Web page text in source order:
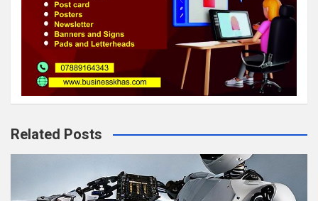
Related Posts